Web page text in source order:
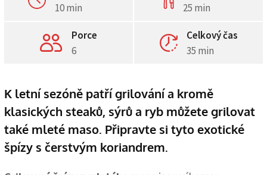
10 min
25 min
Porce
6
Celkový čas
35 min
K letní sezóně patří grilování a kromě
klasických steaků, sýrů a ryb můžete grilovat
také mleté maso. Připravte si tyto exotické
špízy s čerstvým koriandrem.